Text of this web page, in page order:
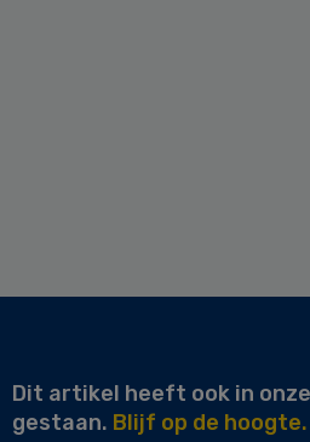
Dit artikel heeft ook in
gestaan. Blijf op de hoogte.